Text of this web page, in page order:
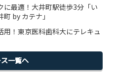
に最適！大井町駅徒歩3分「い
by カテナ」
用！東京医科歯科大にテレキュ
一覧へ